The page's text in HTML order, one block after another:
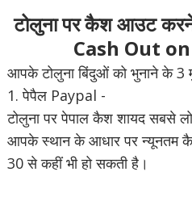
टोलुना पर कैश आउट
Cash Out
आपके टोलुना बिंदुओं को भुनाने के 3
1. पेपैल Paypal -
टोलुना पर पेपाल कैश शायद सबसे
आपके स्थान के आधार पर न्यूनतम
30 से कहीं भी हो सकती है।